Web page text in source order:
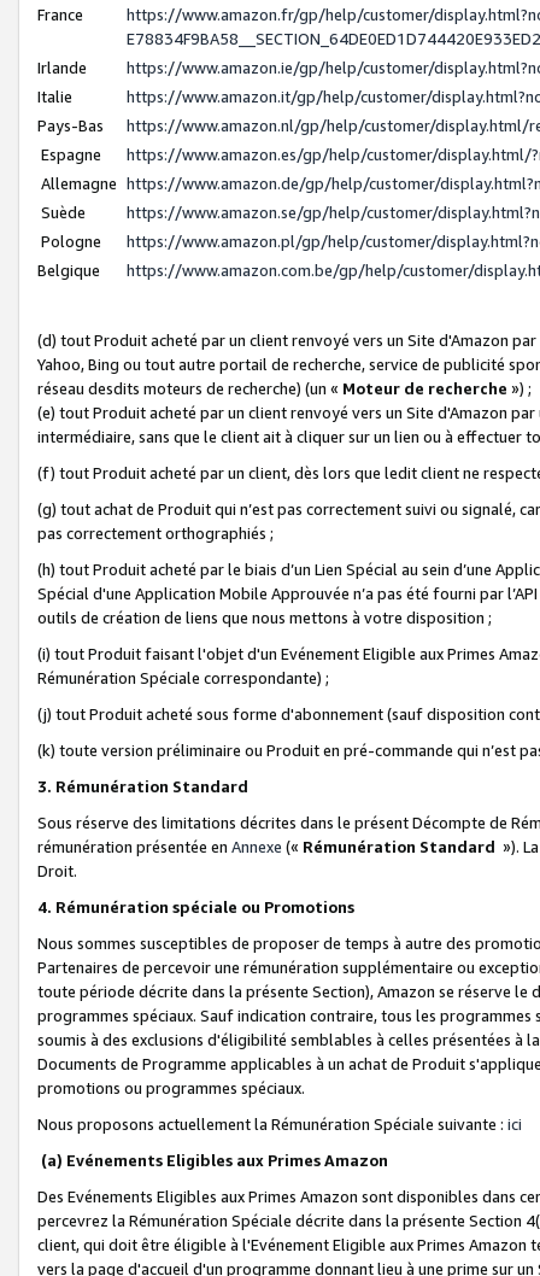
France
https://www.amazon.fr/gp/help/customer/
Irlande
https://www.amazon.ie/gp/help/customer/
Italie
https://www.amazon.it/gp/help/customer/
Pays-Bas
https://www.amazon.nl/gp/help/customer/display.html/
Espagne
https://www.amazon.es/gp/help/customer/display.html/
Allemagne https://www.amazon.de/gp/help/customer/
Suède
https://www.amazon.se/gp/help/customer/
Pologne
https://www.amazon.pl/gp/help/customer/
Belgique
https://www.amazon.com.be/gp/help/customer/
(d) tout Produit acheté par un client renvoyé vers un Site d'Amazon
Yahoo, Bing ou tout autre portail de recherche, service de publicité
réseau desdits moteurs de recherche) (un « Moteur de recherche ») ;
(e) tout Produit acheté par un client renvoyé vers un Site d'Amazon
intermédiaire, sans que le client ait à cliquer sur un lien ou à
(f) tout Produit acheté par un client, dès lors que ledit client ne
(g) tout achat de Produit qui n’est pas correctement suivi ou signalé,
pas correctement orthographiés ;
(h) tout Produit acheté par le biais d’un Lien Spécial au sein d’une
Spécial d'une Application Mobile Approuvée n’a pas été fourni par
outils de création de liens que nous mettons à votre disposition ;
(i) tout Produit faisant l'objet d'un Evénement Eligible aux Primes
Rémunération Spéciale correspondante) ;
(j) tout Produit acheté sous forme d'abonnement (sauf disposition
(k) toute version préliminaire ou Produit en pré-commande qui n’est
3. Rémunération Standard
Sous réserve des limitations décrites dans le présent Décompte de
rémunération présentée en Annexe (« Rémunération Standard »).
Droit.
4. Rémunération spéciale ou Promotions
Nous sommes susceptibles de proposer de temps à autre des
Partenaires de percevoir une rémunération supplémentaire ou
toute période décrite dans la présente Section), Amazon se réserve
programmes spéciaux. Sauf indication contraire, tous les
soumis à des exclusions d'éligibilité semblables à celles présentées à
Documents de Programme applicables à un achat de Produit
promotions ou programmes spéciaux.
Nous proposons actuellement la Rémunération Spéciale suivante : ici
(a) Evénements Eligibles aux Primes Amazon
Des Evénements Eligibles aux Primes Amazon sont disponibles dans
percevrez la Rémunération Spéciale décrite dans la présente Section
client, qui doit être éligible à l'Evénement Eligible aux Primes Amazon
vers la page d'accueil d'un programme donnant lieu à une prime sur